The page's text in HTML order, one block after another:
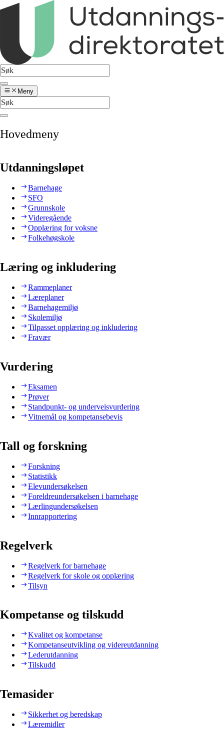
Meny
Hovedmeny
Utdanningsløpet
Barnehage
SFO
Grunnskole
Videregående
Opplæring for voksne
Folkehøgskole
Læring og inkludering
Rammeplaner
Læreplaner
Barnehagemiljø
Skolemiljø
Tilpasset opplæring og inkludering
Fravær
Vurdering
Eksamen
Prøver
Standpunkt- og underveisvurdering
Vitnemål og kompetansebevis
Tall og forskning
Forskning
Statistikk
Elevundersøkelsen
Foreldreundersøkelsen i barnehage
Lærlingundersøkelsen
Innrapportering
Regelverk
Regelverk for barnehage
Regelverk for skole og opplæring
Tilsyn
Kompetanse og tilskudd
Kvalitet og kompetanse
Kompetanseutvikling og videreutdanning
Lederutdanning
Tilskudd
Temasider
Sikkerhet og beredskap
Læremidler